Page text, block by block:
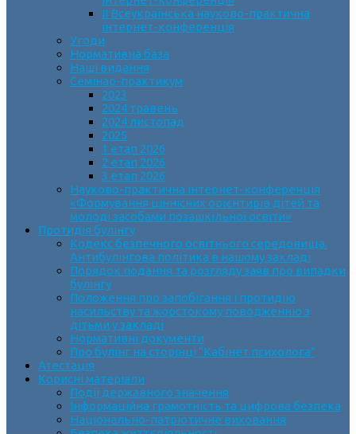
ІІ Всеукраїнська науково-практична
інтернет-конференція
Угоди
Нормативна база
Наші видання
Семінар-практикум
2023
2024 травень
2024 листопад
2025
1 етап 2026
2 етап 2026
3 етап 2026
Науково-практична інтернет-конференція
«Формування ціннісних орієнтирів дітей та
молоді засобами позашкільної освіти»
Протидія булінгу
Кодекс безпечного освітнього середовища.
Антибулінгова політика в нашому закладі
Порядок подання та розгляду заяв про випадки
булінгу
Положення про запобігання і протидію
насильству та жорстокому поводженню з
дітьми у закладі
Нормативні документи
Про булінг на сторінці “Кабінет психолога”
Атестація
Корисні матеріали
Події державного значення
Інформаційна грамотність та цифрова безпека
Національно-патріотичне виховання